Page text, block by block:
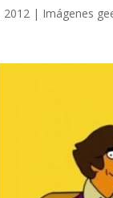
2012 | Imágenes